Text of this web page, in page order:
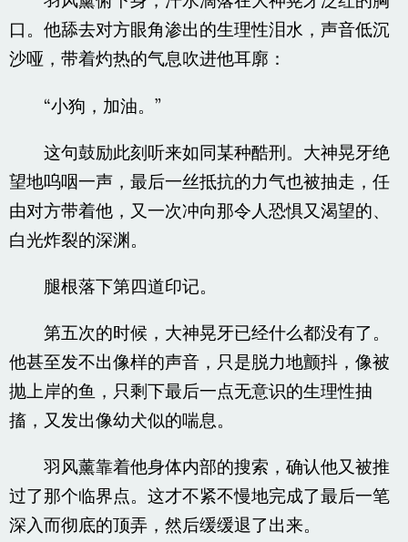
口。他舔去对方眼角渗出的生理性泪水，声音低沉
沙哑，带着灼热的气息吹进他耳廓：
“小狗，加油。”
这句鼓励此刻听来如同某种酷刑。大神晃牙绝
望地呜咽一声，最后一丝抵抗的力气也被抽走，任
由对方带着他，又一次冲向那令人恐惧又渴望的、
白光炸裂的深渊。
腿根落下第四道印记。
第五次的时候，大神晃牙已经什么都没有了。
他甚至发不出像样的声音，只是脱力地颤抖，像被
抛上岸的鱼，只剩下最后一点无意识的生理性抽
搐，又发出像幼犬似的喘息。
羽风薰靠着他身体内部的搜索，确认他又被推
过了那个临界点。这才不紧不慢地完成了最后一笔
深入而彻底的顶弄，然后缓缓退了出来。